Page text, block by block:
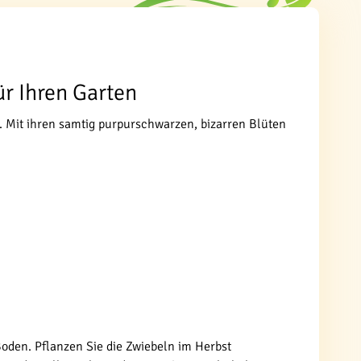
Ihren Garten
ihren samtig purpurschwarzen, bizarren Blüten
Pflanzen Sie die Zwiebeln im Herbst